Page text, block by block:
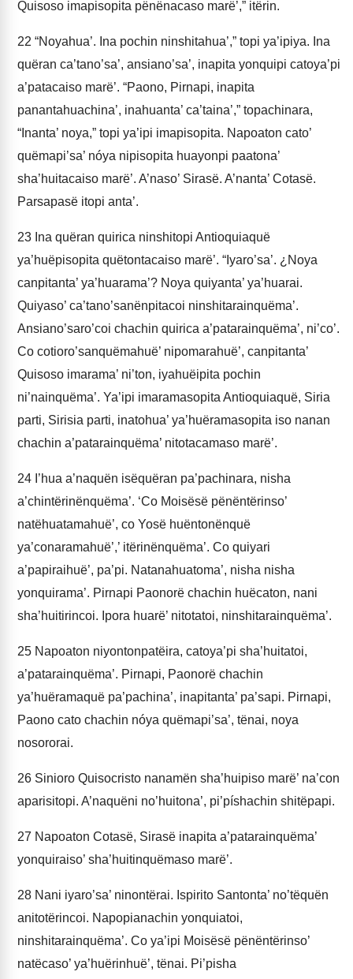
Quisoso imapisopita pënënacaso marë’,” itërin.
22 “Noyahua’. Ina pochin ninshitahua’,” topi ya’ipiya. Ina
quëran ca’tano’sa’, ansiano’sa’, inapita yonquipi catoya’pi
a’patacaiso marë’. “Paono, Pirnapi, inapita
panantahuachina’, inahuanta’ ca’taina’,” topachinara,
“Inanta’ noya,” topi ya’ipi imapisopita. Napoaton cato’
quëmapi’sa’ nóya nipisopita huayonpi paatona’
sha’huitacaiso marë’. A’naso’ Sirasë. A’nanta’ Cotasë.
Parsapasë itopi anta’.
23 Ina quëran quirica ninshitopi Antioquiaquë
ya’huëpisopita quëtontacaiso marë’. “Iyaro’sa’. ¿Noya
canpitanta’ ya’huarama’? Noya quiyanta’ ya’huarai.
Quiyaso’ ca’tano’sanënpitacoi ninshitarainquëma’.
Ansiano’saro’coi chachin quirica a’patarainquëma’, ni’co’.
Co cotioro’sanquëmahuë’ nipomarahuë’, canpitanta’
Quisoso imarama’ ni’ton, iyahuëipita pochin
ni’nainquëma’. Ya’ipi imaramasopita Antioquiaquë, Siria
parti, Sirisia parti, inatohua’ ya’huëramasopita iso nanan
chachin a’patarainquëma’ nitotacamaso marë’.
24 I’hua a’naquën isëquëran pa’pachinara, nisha
a’chintërinënquëma’. ‘Co Moisësë pënëntërinso’
natëhuatamahuë’, co Yosë huëntonënquë
ya’conaramahuë’,’ itërinënquëma’. Co quiyari
a’papiraihuë’, pa’pi. Natanahuatoma’, nisha nisha
yonquirama’. Pirnapi Paonorë chachin huëcaton, nani
sha’huitirincoi. Ipora huarë’ nitotatoi, ninshitarainquëma’.
25 Napoaton niyontonpatëira, catoya’pi sha’huitatoi,
a’patarainquëma’. Pirnapi, Paonorë chachin
ya’huëramaquë pa’pachina’, inapitanta’ pa’sapi. Pirnapi,
Paono cato chachin nóya quëmapi’sa’, tënai, noya
nosororai.
26 Sinioro Quisocristo nanamën sha’huipiso marë’ na’con
aparisitopi. A’naquëni no’huitona’, pi’píshachin shitëpapi.
27 Napoaton Cotasë, Sirasë inapita a’patarainquëma’
yonquiraiso’ sha’huitinquëmaso marë’.
28 Nani iyaro’sa’ ninontërai. Ispirito Santonta’ no’tëquën
anitotërincoi. Napopianachin yonquiatoi,
ninshitarainquëma’. Co ya’ipi Moisësë pënëntërinso’
natëcaso’ ya’huërinhuë’, tënai. Pi’pisha